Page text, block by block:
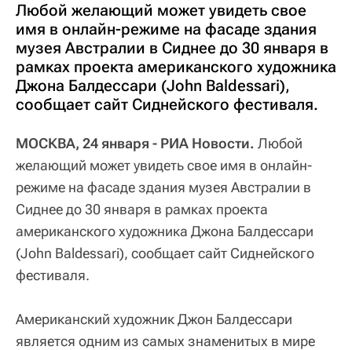
Любой желающий может увидеть свое
имя в онлайн-режиме на фасаде здания
музея Австралии в Сиднее до 30 января в
рамках проекта американского художника
Джона Балдессари (John Baldessari),
сообщает сайт Сиднейского фестиваля.
МОСКВА, 24 января - РИА Новости. Любой
желающий может увидеть свое имя в онлайн-
режиме на фасаде здания музея Австралии в
Сиднее до 30 января в рамках проекта
американского художника Джона Балдессари
(John Baldessari), сообщает сайт Сиднейского
фестиваля.
Американский художник Джон Балдессари
является одним из самых знаменитых в мире